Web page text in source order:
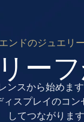
ンドのジュエリ
ー
スから始め
スプレイのコ
してつながりま